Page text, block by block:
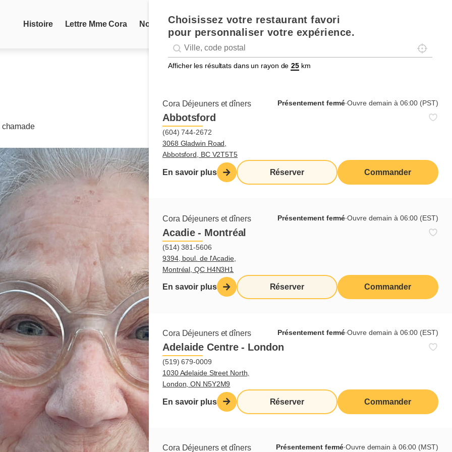
Choisissez votre restaurant favori
pour personnaliser votre expérience.
Geolocation
Géolocalisation Localisez-
Afficher les résultats dans un rayon de km
Cora Déjeuners et dîners Présentement fermé∙Ouvre demain à 06:00 (PST)
Abbotsford
(604) 744-2672
3068 Gladwin Road,
Abbotsford, BC V2T5T5
En savoir plus Réserver Commander
Cora Déjeuners et dîners Présentement fermé∙Ouvre demain à 06:00 (EST)
Acadie - Montréal
(514) 381-5606
9394, boul. de l'Acadie,
Montréal, QC H4N3H1
En savoir plus Réserver Commander
Cora Déjeuners et dîners Présentement fermé∙Ouvre demain à 06:00 (EST)
Adelaide Centre - London
(519) 679-0009
1030 Adelaide Street North,
London, ON N5Y2M9
En savoir plus Réserver Commander
Cora Déjeuners et dîners Présentement fermé∙Ouvre demain à 06:00 (MST)
Histoire Lettre Mme Cora Nouvelles Recettes